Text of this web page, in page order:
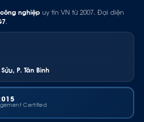
nghiệp uy tín VN từ 2007. Đại diện
.
P. Tân Bình
Certified